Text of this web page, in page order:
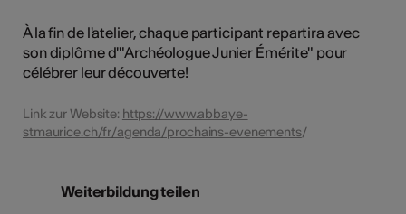
À la fin de l'atelier, chaque participant repartira avec
son diplôme d'"Archéologue Junier Émérite" pour
célébrer leur découverte!
Link zur Website: https://www.abbaye-
stmaurice.ch/fr/agenda/prochains-evenements/
Weiterbildung teilen